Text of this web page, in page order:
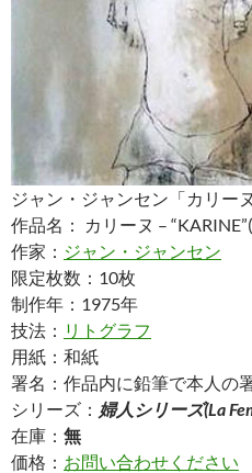
ジャン・ジャンセン「カリーヌ
作品名： カリーヌ –
作家： ジャン・ジャンセン
限定枚数：10枚
制作年：1975年
技法： リトグラフ
用紙：和紙
署名：作品内に鉛筆で本人の
シリーズ： 婦人シリーズ(La
在庫： 無
価格： お問い合わせください